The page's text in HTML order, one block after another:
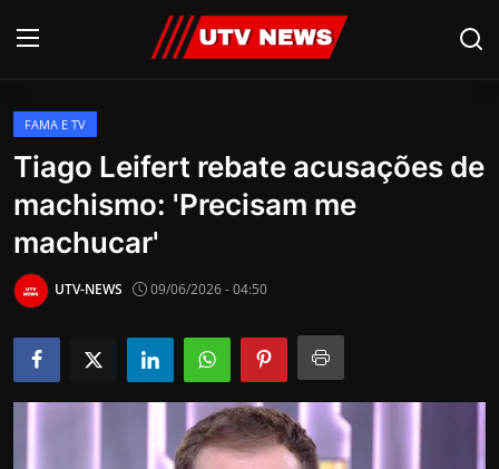
AO VIVO
PIRACICABA
CAMPINAS
LIMEIRA
ESPIRITO SANTO
FAMA E TV
Tiago Leifert rebate acusações de
machismo: 'Precisam me
machucar'
UTV-NEWS 09/06/2026 - 04:50